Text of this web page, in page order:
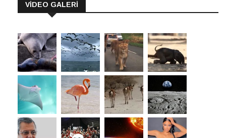
VİDEO GALERİ